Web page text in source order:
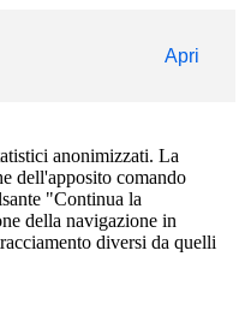
Apri
anonimizzati. La
dell'apposito comando
"Continua la
della navigazione in
diversi da quelli